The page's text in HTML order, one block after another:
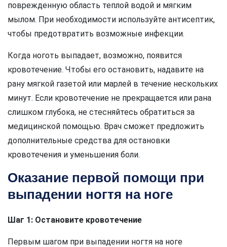
поврежденную область теплой водой и мягким
мылом. При необходимости используйте антисептик,
чтобы предотвратить возможные инфекции.
Когда ноготь выпадает, возможно, появится
кровотечение. Чтобы его остановить, надавите на
рану мягкой газетой или марлей в течение нескольких
минут. Если кровотечение не прекращается или рана
слишком глубока, не стесняйтесь обратиться за
медицинской помощью. Врач сможет предложить
дополнительные средства для остановки
кровотечения и уменьшения боли.
Оказание первой помощи при
выпадении ногтя на ноге
Шаг 1: Остановите кровотечение
Первым шагом при выпадении ногтя на ноге